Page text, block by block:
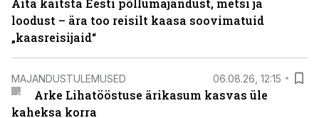
Aita kaitsta Eesti põllumajandust, metsi ja
loodust – ära too reisilt kaasa soovimatuid
„kaasreisijaid“
MAJANDUSTULEMUSED 06.08.26, 12:15
Arke Lihatööstuse ärikasum kasvas üle
kaheksa korra